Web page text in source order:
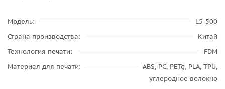
Модель
L5-500
Страна производства
Китай
Технология печати
FDM
Материал для печати
ABS, PC, PETg, PLA, TPU,
углеродное волокно